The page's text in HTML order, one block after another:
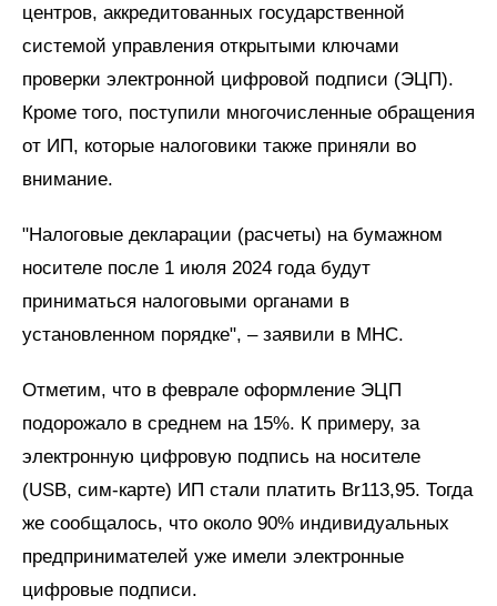
центров, аккредитованных государственной
системой управления открытыми ключами
проверки электронной цифровой подписи (ЭЦП).
Кроме того, поступили многочисленные обращения
от ИП, которые налоговики также приняли во
внимание.
"Налоговые декларации (расчеты) на бумажном
носителе после 1 июля 2024 года будут
приниматься налоговыми органами в
установленном порядке", – заявили в МНС.
Отметим, что в феврале оформление ЭЦП
подорожало в среднем на 15%. К примеру, за
электронную цифровую подпись на носителе
(USB, сим-карте) ИП стали платить Br113,95. Тогда
же сообщалось, что около 90% индивидуальных
предпринимателей уже имели электронные
цифровые подписи.